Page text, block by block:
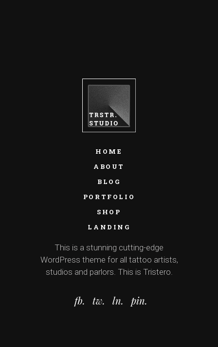
HOME
ABOUT
BLOG
PORTFOLIO
SHOP
LANDING
This is a stunning cutting-edge
WordPress theme for all tattoo artists,
studios and parlors. This is Tristero.
fb. tw. ln. pin.